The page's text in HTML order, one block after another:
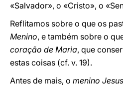
«Salvador», o «Cristo», o
Reflitamos sobre o que os
Menino, e também sobre o
coração de Maria, que
estas coisas (cf. v. 19).
Antes de mais, o menino Jesus